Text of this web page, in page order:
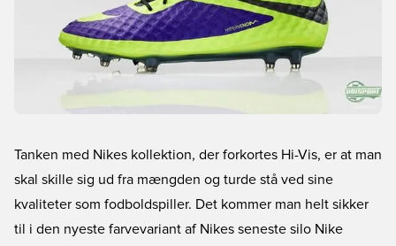
Tanken med Nikes kollektion, der forkortes Hi-Vis, er at man
skal skille sig ud fra mængden og turde stå ved sine
kvaliteter som fodboldspiller. Det kommer man helt sikker
til i den nyeste farvevariant af Nikes seneste silo Nike